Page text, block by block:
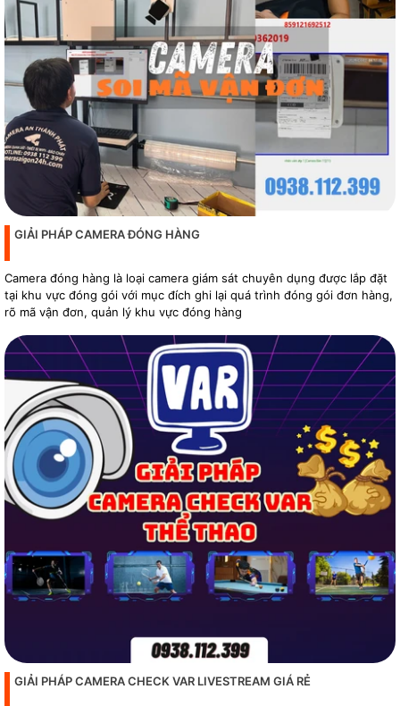
GIẢI PHÁP CAMERA ĐÓNG HÀNG
Camera đóng hàng là loại camera giám sát chuyên dụng được lắp đặt
tại khu vực đóng gói với mục đích ghi lại quá trình đóng gói đơn hàng,
rõ mã vận đơn, quản lý khu vực đóng hàng
GIẢI PHÁP CAMERA CHECK VAR LIVESTREAM GIÁ RẺ